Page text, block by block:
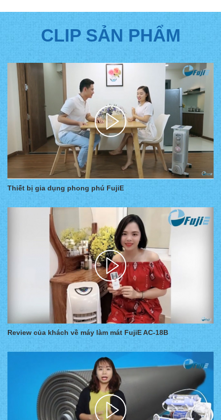
CLIP SẢN PHẨM
Thiết bị gia dụng phong phú FujiE
Review của khách về máy làm mát FujiE AC-18B